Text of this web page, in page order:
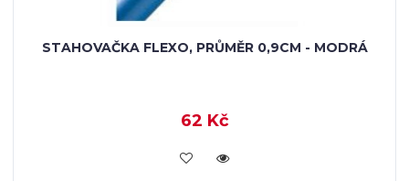
STAHOVAČKA FLEXO, PRŮMĚR 0,9CM - MODRÁ
62 Kč
VLOŽIT DO KOŠÍKU